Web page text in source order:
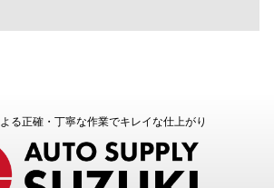
る正確・丁寧な作業でキレイな仕上がり